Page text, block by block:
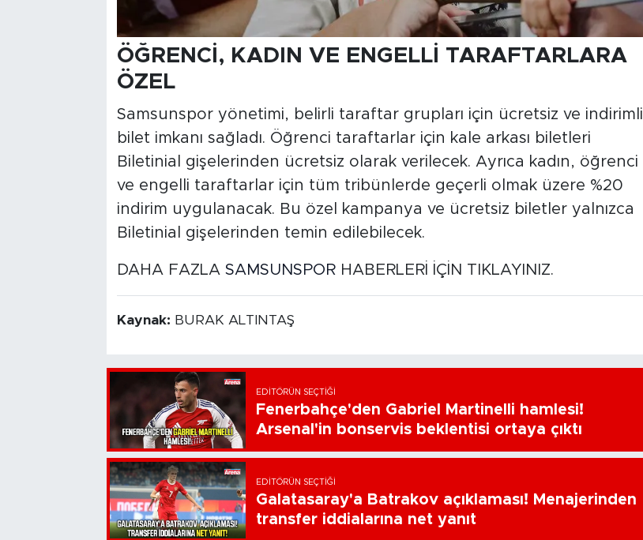
ÖĞRENCİ, KADIN VE ENGELLİ TARAFTARLARA
ÖZEL
Samsunspor yönetimi, belirli taraftar grupları için ücretsiz ve indirimli
bilet imkanı sağladı. Öğrenci taraftarlar için kale arkası biletleri
Biletinial gişelerinden ücretsiz olarak verilecek. Ayrıca kadın, öğrenci
ve engelli taraftarlar için tüm tribünlerde geçerli olmak üzere %20
indirim uygulanacak. Bu özel kampanya ve ücretsiz biletler yalnızca
Biletinial gişelerinden temin edilebilecek.
DAHA FAZLA SAMSUNSPORHABERLERİ İÇİN TIKLAYINIZ.
Kaynak: BURAK ALTINTAŞ
EDITÖRÜN SEÇTIĞI
Fenerbahçe'den Gabriel Martinelli hamlesi!
Arsenal'in bonservis beklentisi ortaya çıktı
EDITÖRÜN SEÇTIĞI
Galatasaray'a Batrakov açıklaması! Menajerinden
transfer iddialarına net yanıt